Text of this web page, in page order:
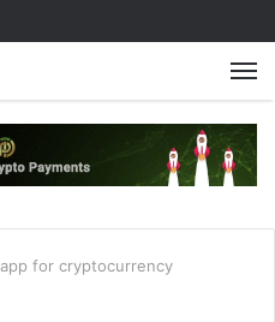
for cryptocurrency